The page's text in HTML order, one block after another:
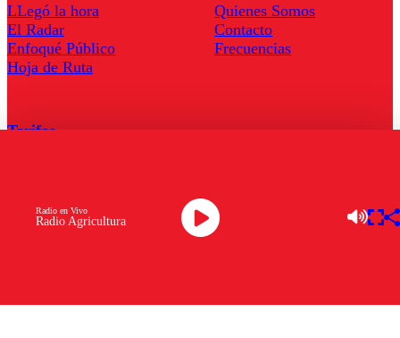
Radio Agricultura
Radio en Vivo
LLegó la hora
El Radar
Enfoqué Público
Hoja de Ruta
Quienes Somos
Contacto
Frecuencias
Tarifas
Descarga la APP